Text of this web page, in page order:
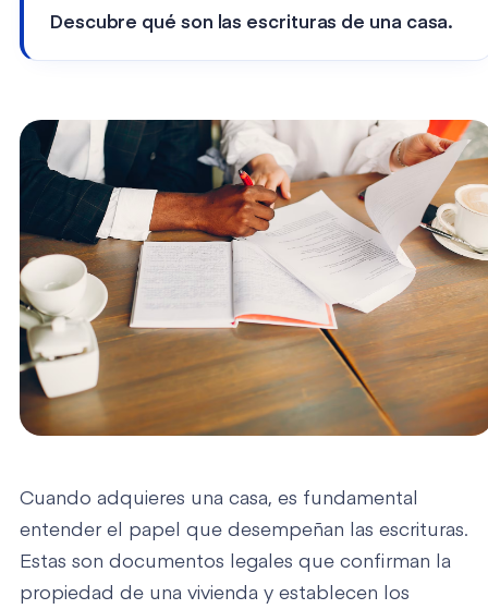
Descubre qué son las escrituras de una casa.
Cuando adquieres una casa, es fundamental
entender el papel que desempeñan las escrituras.
Estas son documentos legales que confirman la
propiedad de una vivienda y establecen los